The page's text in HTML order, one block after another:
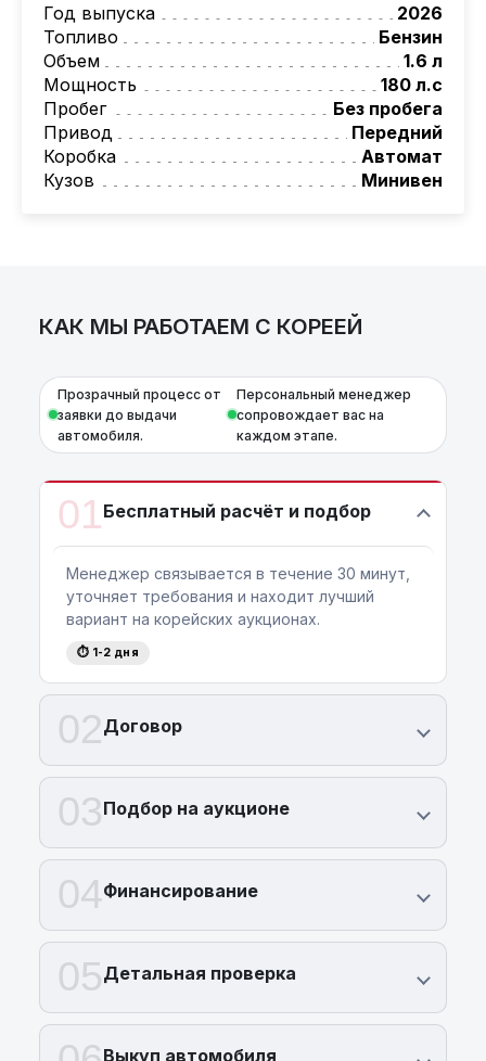
Год выпуска
2026
Топливо
Бензин
Объем
1.6 л
Мощность
180 л.с
Пробег
Без пробега
Привод
Передний
Коробка
Автомат
Кузов
Минивен
Лизинг: BYN 17% | USD 7.99% | EUR 6.99%
Также доступен кредит "Проще простого" 18.9%
Активлизиг
Индивидуальные условия по сделкам
ДВС из Европы/Кореи/Китая, авто из США
А-лизинг
КАК МЫ РАБОТАЕМ С КОРЕЕЙ
Прозрачный процесс от
заявки до выдачи
автомобиля.
Персональный менеджер
сопровождает вас на
каждом этапе.
01Бесплатный расчёт и подбор
Менеджер связывается в течение 30 минут,
уточняет требования и находит лучший
вариант на корейских аукционах.
⏱ 1-2 дня
02Договор
03Подбор на аукционе
04Финансирование
05Детальная проверка
Выкуп автомобиля